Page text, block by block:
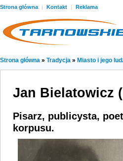
Strona główna | Kontakt | Reklama
Strona główna » Tradycja » Miasto i jego
Jan Bielatowicz
Pisarz, publicysta,
korpusu.